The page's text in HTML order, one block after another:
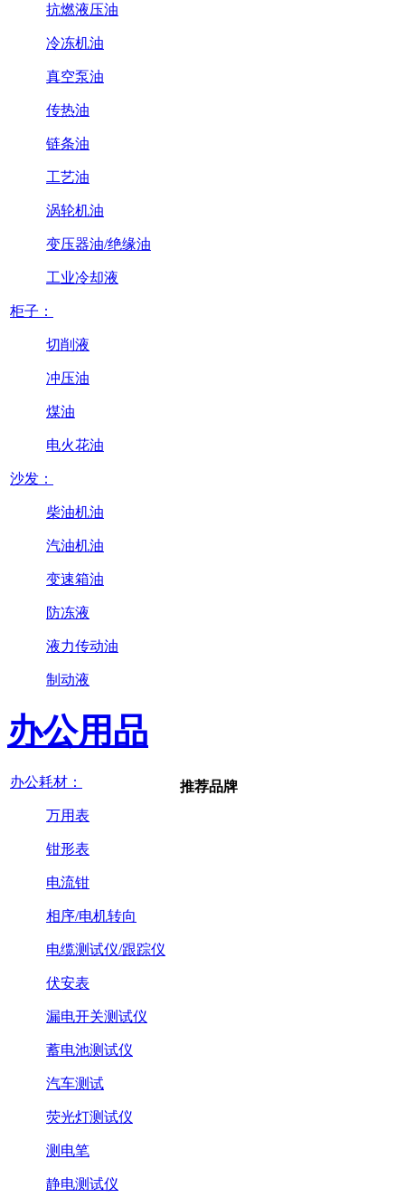
抗燃液压油
冷冻机油
真空泵油
传热油
链条油
工艺油
涡轮机油
变压器油/绝缘油
工业冷却液
柜子：
切削液
冲压油
煤油
电火花油
沙发：
柴油机油
汽油机油
变速箱油
防冻液
液力传动油
制动液
办公用品
办公耗材：
万用表
钳形表
电流钳
相序/电机转向
电缆测试仪/跟踪仪
伏安表
漏电开关测试仪
蓄电池测试仪
汽车测试
荧光灯测试仪
测电笔
静电测试仪
推荐品牌